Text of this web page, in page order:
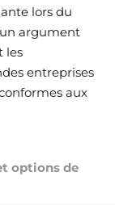
lors du
un argument
les
entreprises
aux
options de